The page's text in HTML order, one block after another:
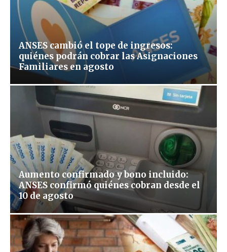
ANSES cambió el tope de ingresos:
quiénes podrán cobrar las Asignaciones
Familiares en agosto
Aumento confirmado y bono incluido:
ANSES confirmó quiénes cobran desde el
10 de agosto